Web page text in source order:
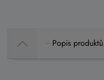
Popis produktů